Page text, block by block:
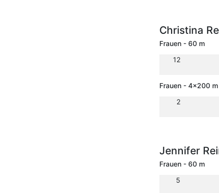
Christina
Frauen - 60 m
12
Frauen - 4x200
2
Jennifer
Frauen - 60 m
5